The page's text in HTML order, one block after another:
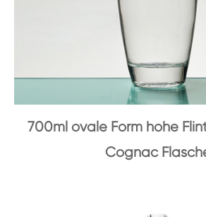
700ml ovale Form hohe
Cognac